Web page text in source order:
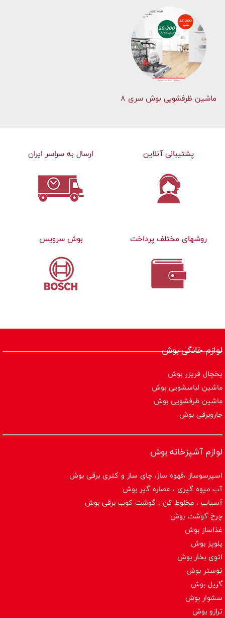
ماشین ظرفشویی بوش سری 8
پشتیبانی آنلاین ارسال به سراسر ایران
روشهای مختلف پرداخت بوش سرویس
لوازم خانگی بوش
یخچال فریزر بوش
ماشین لباسشویی بوش
ماشین ظرفشویی بوش
جاروبرقی بوش
لوازم آشپزخانه بوش
اسپرسوساز ،قهوه ساز، چای ساز و کتری برقی بوش
آب میوه گیری ، عصاره گیر بوش
آسیاب ، مخلوط کن ، گوشت کوب برقی بوش
چرخ گوشت بوش
غذاساز بوش
پلوپز بوش
اتوی بخار بوش
توستر بوش
گریل بوش
سشوار بوش
ترازو بوش